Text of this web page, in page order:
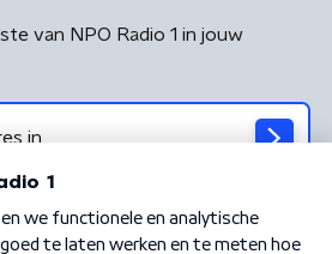
van NPO Radio 1 in jouw